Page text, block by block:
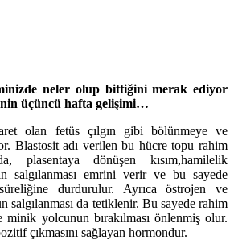
neler olup bittiğini merak ediyor
üçüncü hafta gelişimi…
olan fetüs çılgın gibi bölünmeye ve
Blastosit adı verilen bu hücre topu rahim
plasentaya dönüşen kısım,hamilelik
salgılanması emrini verir ve bu sayede
durdurulur. Ayrıca östrojen ve
salgılanması da tetiklenir. Bu sayede rahim
minik yolcunun bırakılması önlenmiş olur.
çıkmasını sağlayan hormondur.